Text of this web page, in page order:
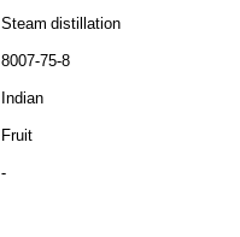
Steam distillation
8007-75-8
Indian
Fruit
-